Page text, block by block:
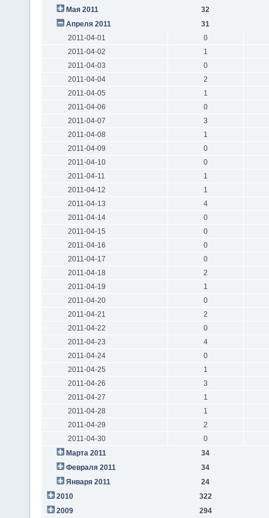
Мая 2011
32
Апреля 2011
31
2011-04-01
0
2011-04-02
1
2011-04-03
0
2011-04-04
2
2011-04-05
1
2011-04-06
0
2011-04-07
3
2011-04-08
1
2011-04-09
0
2011-04-10
0
2011-04-11
1
2011-04-12
1
2011-04-13
4
2011-04-14
0
2011-04-15
0
2011-04-16
0
2011-04-17
0
2011-04-18
2
2011-04-19
1
2011-04-20
0
2011-04-21
2
2011-04-22
0
2011-04-23
4
2011-04-24
0
2011-04-25
1
2011-04-26
3
2011-04-27
1
2011-04-28
1
2011-04-29
2
2011-04-30
0
Марта 2011
34
Февраля 2011
34
Января 2011
24
2010
322
2009
294